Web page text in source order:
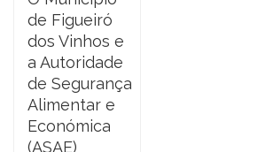
de Figueiró
dos Vinhos e
a Autoridade
de Segurança
Alimentar e
Económica
(ASAE)